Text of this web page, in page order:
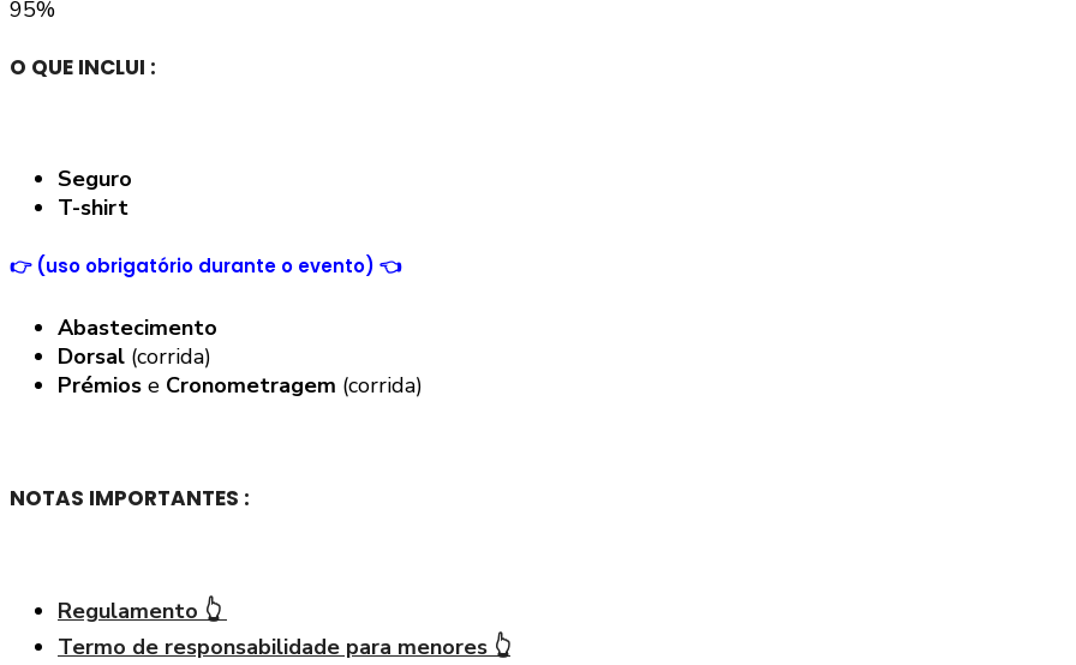
95%
O QUE INCLUI :
Seguro
T-shirt
👉 (uso obrigatório durante o evento) 👈
Abastecimento
Dorsal (corrida)
Prémios e Cronometragem (corrida)
NOTAS IMPORTANTES :
Regulamento 👆
Termo de responsabilidade para menores 👆